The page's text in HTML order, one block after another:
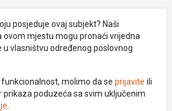
posjeduje ovaj subjekt? Naši
ovom mjestu mogu pronaći vrijedna
vlasništvu određenog poslovnog
molimo da se prijavite ili
prikaza poduzeća sa svim uključenim